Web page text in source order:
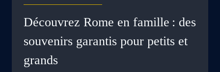
Découvrez Rome en famille : des
souvenirs garantis pour petits et
grands